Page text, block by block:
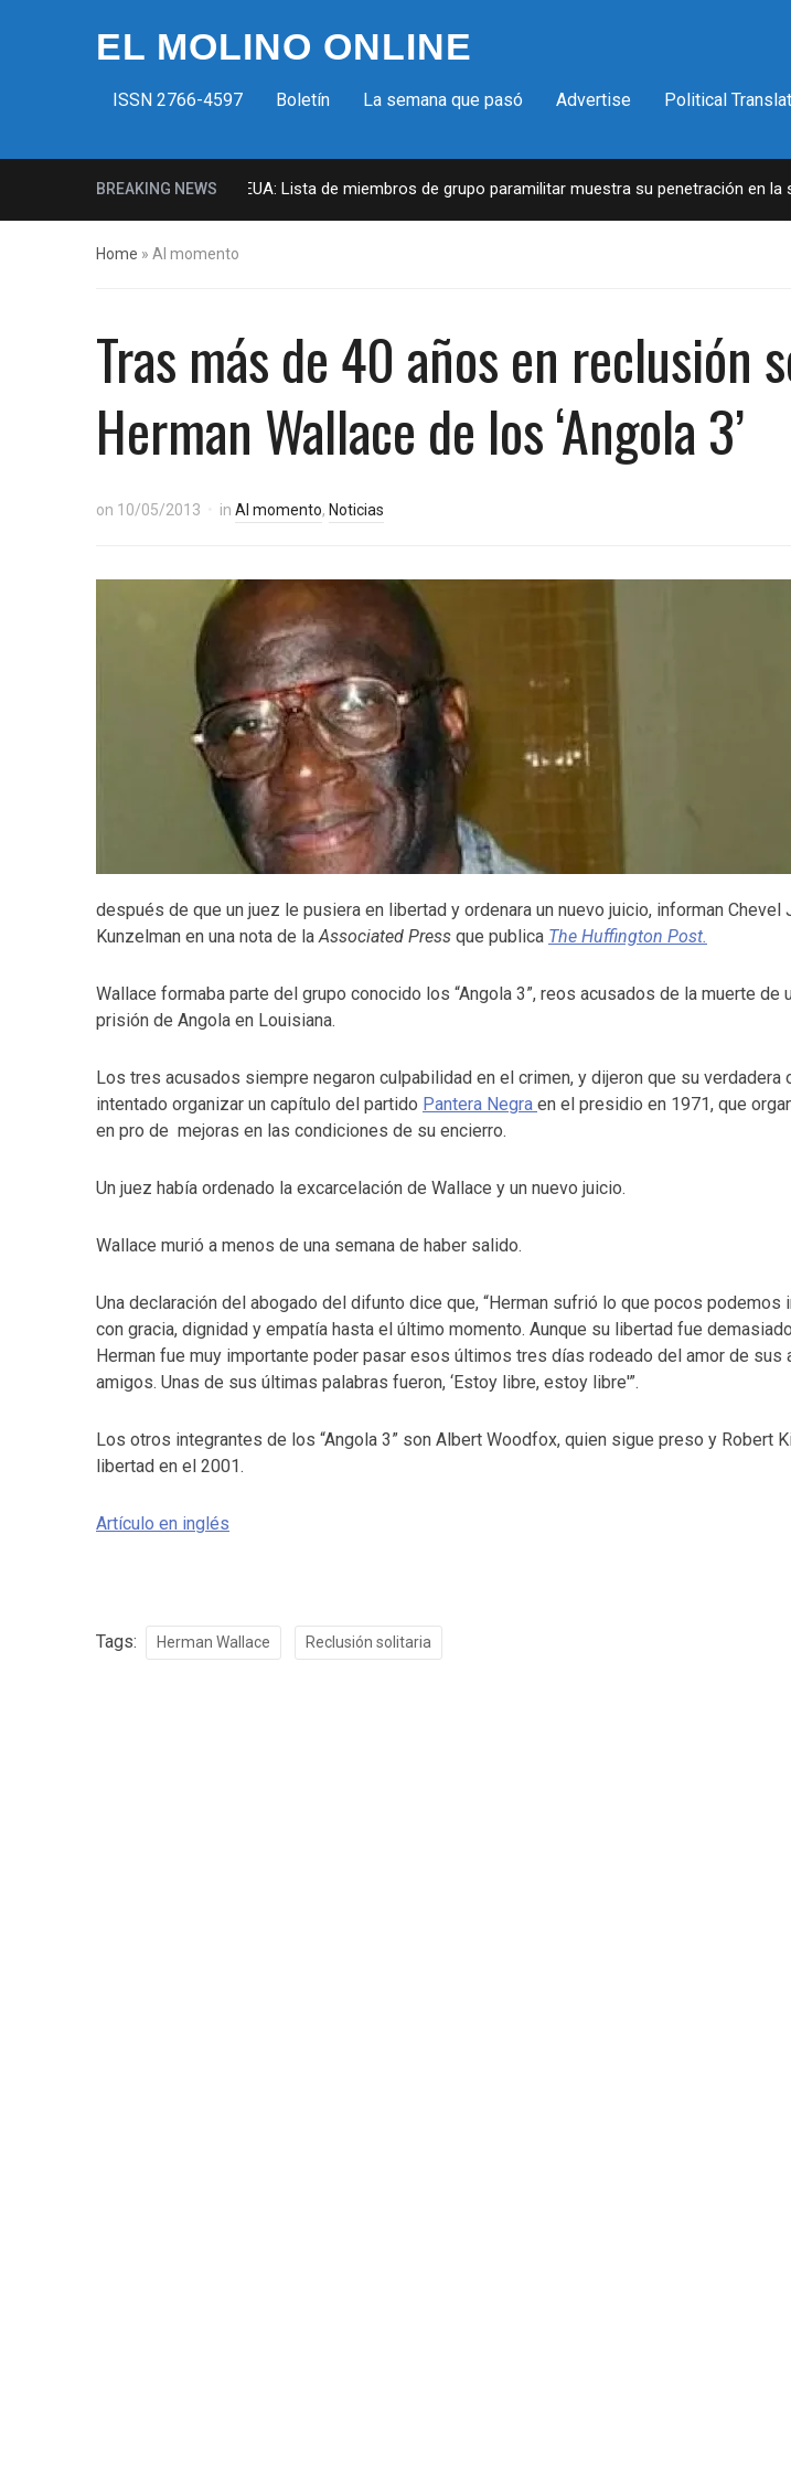
EL MOLINO ONLINE
ISSN 2766-4597 Boletín La semana que pasó Advertise Political
BREAKING NEWS
Milicias fascistas en EUA: Lista de miembros de grupo paramilitar muestra su penetración en la
Home » Al momento
Tras más de 40 años en reclusión
Herman Wallace de los ‘Angola 3’
on 10/05/2013 in Al momento, Noticias
después de que un juez le pusiera en libertad y ordenara un nuevo juicio, informan Chevel
Kunzelman en una nota de laAssociated Press que publica The Huffington Post.
Wallace formaba parte del grupo conocido los “Angola 3”, reos acusados de la muerte de
prisión de Angola en Louisiana.
Los tres acusados siempre negaron culpabilidad en el crimen, y dijeron que su verdadera
intentado organizar un capítulo del partido Pantera Negra en el presidio en 1971, que
en pro de mejoras en las condiciones de su encierro.
Un juez había ordenado la excarcelación de Wallace y un nuevo juicio.
Wallace murió a menos de una semana de haber salido.
Una declaración del abogado del difunto dice que, “Herman sufrió lo que pocos podemos
con gracia, dignidad y empatía hasta el último momento. Aunque su libertad fue
Herman fue muy importante poder pasar esos últimos tres días rodeado del amor de sus
amigos. Unas de sus últimas palabras fueron, ‘Estoy libre, estoy libre'”.
Los otros integrantes de los “Angola 3” son Albert Woodfox, quien sigue preso y Robert
libertad en el 2001.
Artículo en inglés
Tags: Herman Wallace Reclusión solitaria